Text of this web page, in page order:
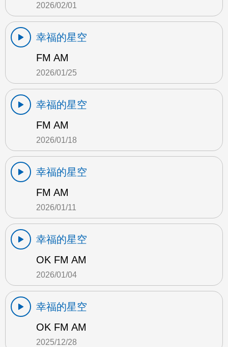
2026/02/01
幸福的星空
FM AM
2026/01/25
幸福的星空
FM AM
2026/01/18
幸福的星空
FM AM
2026/01/11
幸福的星空
OK FM AM
2026/01/04
幸福的星空
OK FM AM
2025/12/28